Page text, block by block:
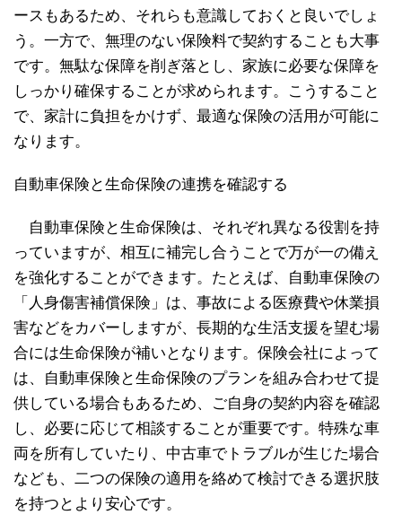
ースもあるため、それらも意識しておくと良いでしょ
う。一方で、無理のない保険料で契約することも大事
です。無駄な保障を削ぎ落とし、家族に必要な保障を
しっかり確保することが求められます。こうすること
で、家計に負担をかけず、最適な保険の活用が可能に
なります。
自動車保険と生命保険の連携を確認する
自動車保険と生命保険は、それぞれ異なる役割を持
っていますが、相互に補完し合うことで万が一の備え
を強化することができます。たとえば、自動車保険の
「人身傷害補償保険」は、事故による医療費や休業損
害などをカバーしますが、長期的な生活支援を望む場
合には生命保険が補いとなります。保険会社によって
は、自動車保険と生命保険のプランを組み合わせて提
供している場合もあるため、ご自身の契約内容を確認
し、必要に応じて相談することが重要です。特殊な車
両を所有していたり、中古車でトラブルが生じた場合
なども、二つの保険の適用を絡めて検討できる選択肢
を持つとより安心です。